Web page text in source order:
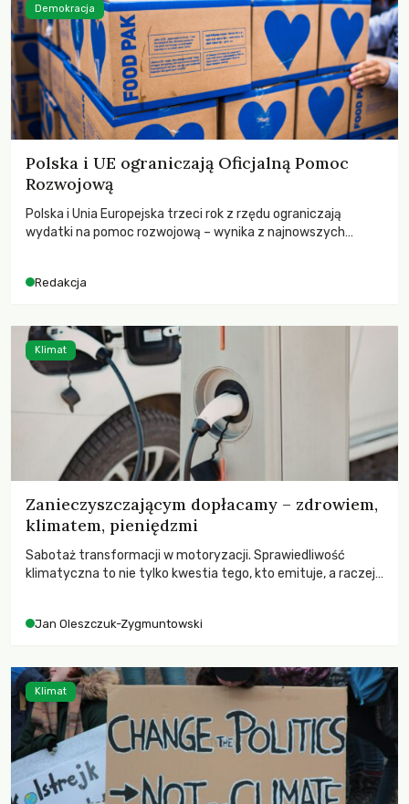
Polska i UE ograniczają Oficjalną Pomoc
Rozwojową
Polska i Unia Europejska trzeci rok z rzędu ograniczają
wydatki na pomoc rozwojową – wynika z najnowszych
odnotowano największe tąpnięcie ODA w historii. Jakie będą
kryzysami i ubóstwem?
Redakcja
Demokracja
Zanieczyszczającym dopłacamy – zdrowiem,
klimatem, pieniędzmi
Sabotaż transformacji w motoryzacji. Sprawiedliwość
klimatyczna to nie tylko kwestia tego, kto emituje, a raczej
Jan Oleszczuk-Zygmuntowski
Klimat
Klimat